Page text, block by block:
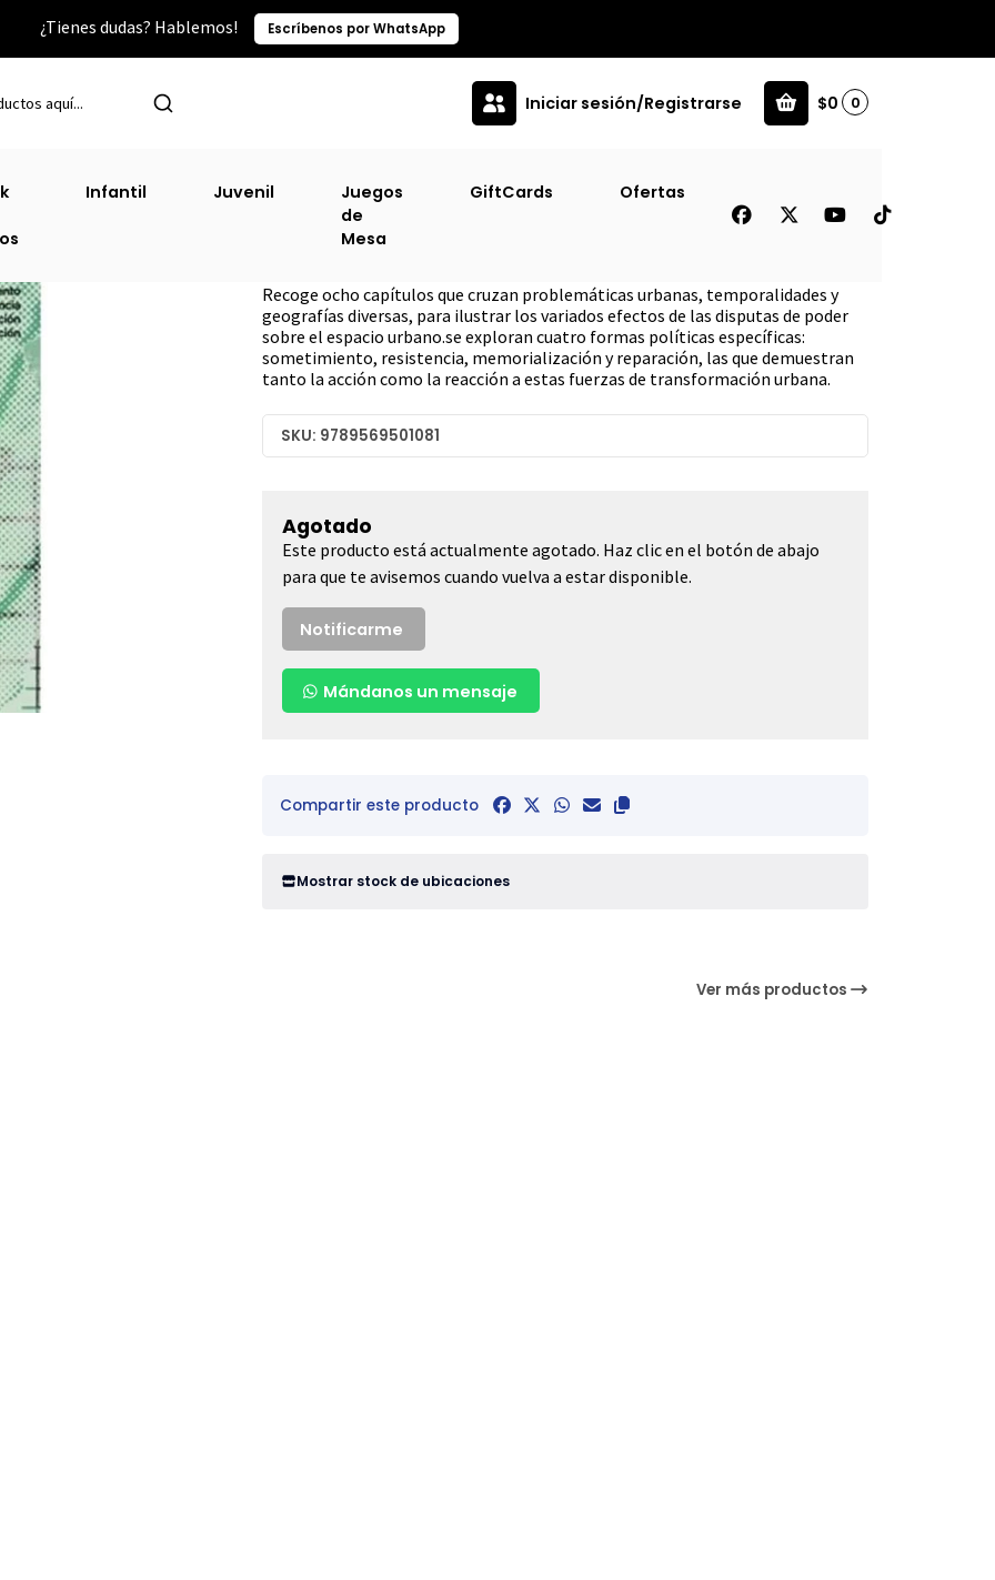
¿Tienes dudas? Hablemos! Escríbenos por WhatsApp
Iniciar sesión/Registrarse $0 0
Infantil Juvenil
Juegos
de
Mesa
GiftCards Ofertas
Disputar La Ciudad
Recoge ocho capítulos que cruzan problemáticas urbanas, temporalidades y
geografías diversas, para ilustrar los variados efectos de las disputas de poder
sobre el espacio urbano.se exploran cuatro formas políticas específicas:
sometimiento, resistencia, memorialización y reparación, las que demuestran
tanto la acción como la reacción a estas fuerzas de transformación urbana.
SKU: 9789569501081
Agotado
Este producto está actualmente agotado. Haz clic en el botón de abajo
para que te avisemos cuando vuelva a estar disponible.
Notificarme
Mándanos un mensaje
Compartir este producto
Mostrar stock de ubicaciones
Ver más productos